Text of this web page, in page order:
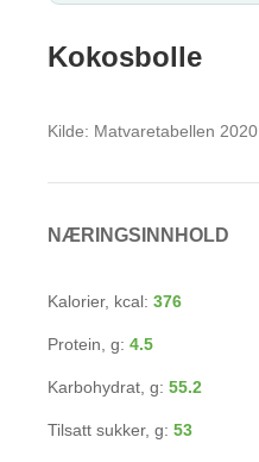
Kokosbolle
Kilde: Matvaretabellen 2020
NÆRINGSINNHOLD
Kalorier, kcal: 376
Protein, g: 4.5
Karbohydrat, g: 55.2
Tilsatt sukker, g: 53